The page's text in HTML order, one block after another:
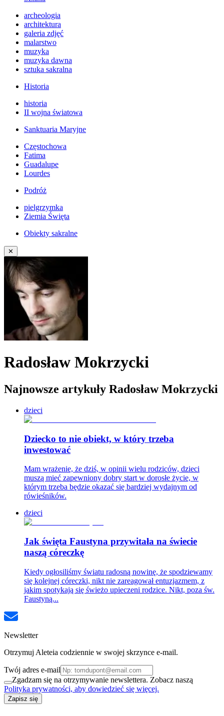
archeologia
architektura
galeria zdjęć
malarstwo
muzyka
muzyka dawna
sztuka sakralna
Historia
historia
II wojna światowa
Sanktuaria Maryjne
Częstochowa
Fatima
Guadalupe
Lourdes
Podróż
pielgrzymka
Ziemia Święta
Obiekty sakralne
✕
Radosław Mokrzycki
Najnowsze artykuły Radosław Mokrzycki
dzieci
Dziecko to nie obiekt, w który trzeba
inwestować
Mam wrażenie, że dziś, w opinii wielu rodziców, dzieci
muszą mieć zapewniony dobry start w dorosłe życie, w
którym trzeba będzie okazać się bardziej wydajnym od
rówieśników.
dzieci
Jak święta Faustyna przywitała na świecie
naszą córeczkę
Kiedy ogłosiliśmy światu radosną nowinę, że spodziewamy
się kolejnej córeczki, nikt nie zareagował entuzjazmem, z
jakim spotykają się świeżo upieczeni rodzice. Nikt, poza św.
Faustyną...
Newsletter
Otrzymuj Aleteia codziennie w swojej skrzynce e-mail.
Twój adres e-mail
Zgadzam się na otrzymywanie newslettera. Zobacz naszą
Polityka prywatności, aby dowiedzieć się więcej.
Zapisz się